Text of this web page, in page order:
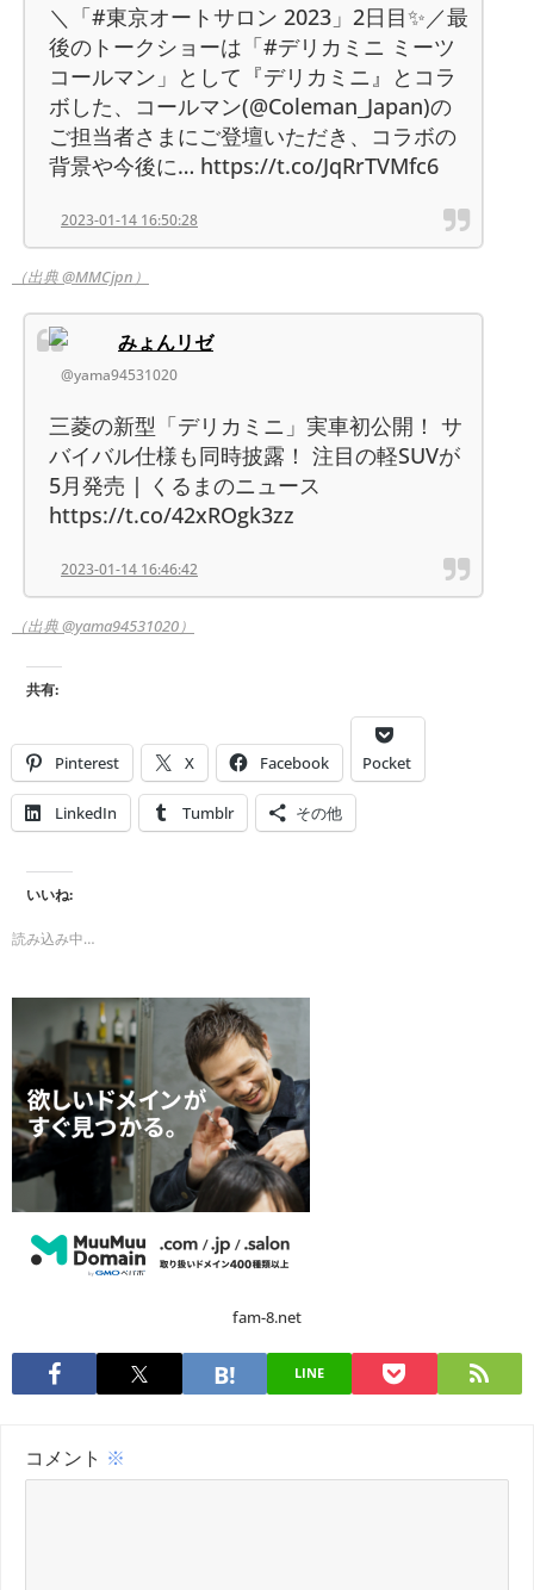
＼「#東京オートサロン 2023」2日目✨／最
後のトークショーは「#デリカミニ ミーツ
コールマン」として『デリカミニ』とコラ
ボした、コールマン(@Coleman_Japan)の
ご担当者さまにご登壇いただき、コラボの
背景や今後に… https://t.co/JqRrTVMfc6
2023-01-14 16:50:28
（出典 @MMCjpn）
みょんリゼ
@yama94531020
三菱の新型「デリカミニ」実車初公開！ サ
バイバル仕様も同時披露！ 注目の軽SUVが
5月発売 | くるまのニュース
https://t.co/42xROgk3zz
2023-01-14 16:46:42
（出典 @yama94531020）
共有:
Pinterest X Facebook Pocket
LinkedIn Tumblr その他
いいね:
読み込み中…
fam-8.net
LINE
コメント ※